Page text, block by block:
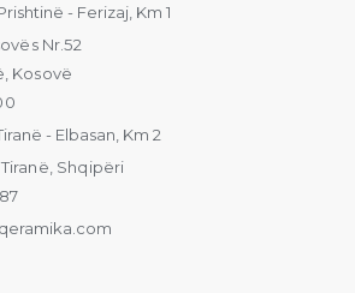
- Ferizaj, Km 1
Nr.52
Kosovë
- Elbasan, Km 2
Shqipëri